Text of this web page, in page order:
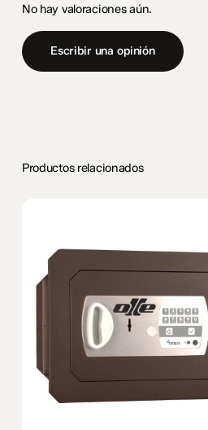
No hay valoraciones aún.
Escribir una opinión
Productos relacionados